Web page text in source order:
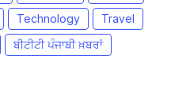
Technology
Travel
ਬੀਟੀਟੀ ਪੰਜਾਬੀ ਖ਼ਬਰਾਂ